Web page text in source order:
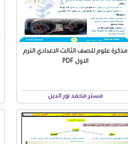
مذكرة علوم للصف الثالث الاعدادي الترم
الاول PDF
مستر محمد نور الدين